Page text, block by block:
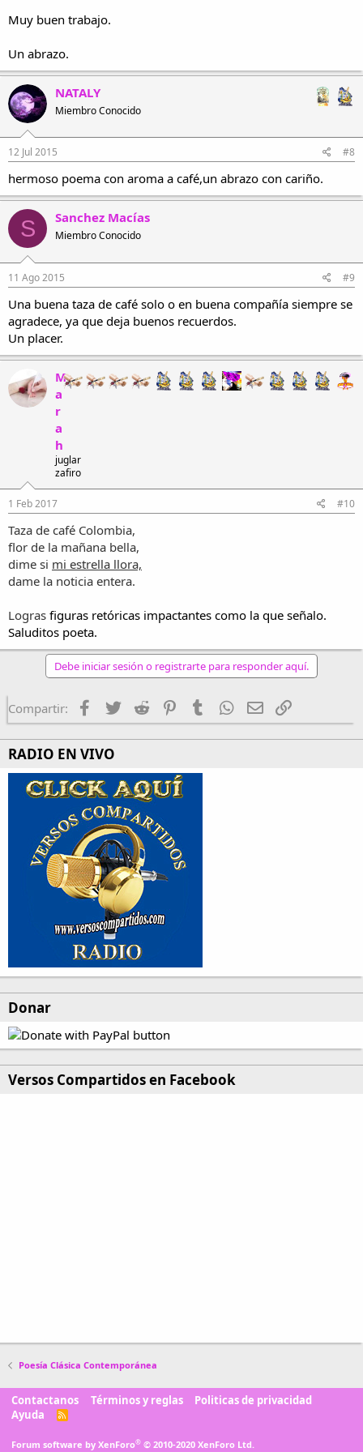
de acercarle, mi bandeja.
E.D.A
Muy buen trabajo.
Un abrazo.
NATALY
Miembro Conocido
12 Jul 2015 #8
hermoso poema con aroma a café,un abrazo con cariño.
S Sanchez Macías
Miembro Conocido
11 Ago 2015 #9
Una buena taza de café solo o en buena compañía siempre se
agradece, ya que deja buenos recuerdos.
Un placer.
M
a
r
a
h
juglar
zafiro
1 Feb 2017 #10
Taza de café Colombia,
flor de la mañana bella,
dime si mi estrella llora,
dame la noticia entera.
Logras figuras retóricas impactantes como la que señalo.
Saluditos poeta.
Debe iniciar sesión o registrarte para responder aquí.
Compartir: Facebook
TwitterReddit PinterestTumblrWhatsApp
EmailEnlace
RADIO EN VIVO
Donar
Versos Compartidos en Facebook
Poesía Clásica Contemporánea
Contactanos Términos y reglas
Politicas de privacidad
Ayuda
R
Forum software by XenForo® © 2010-2020 XenForo Ltd.